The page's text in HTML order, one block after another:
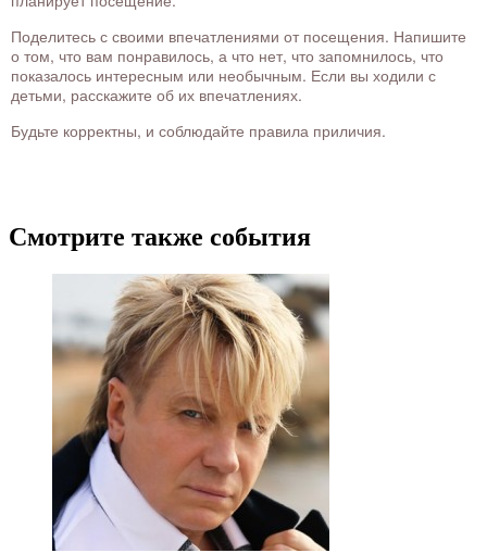
Поделитесь с своими впечатлениями от посещения. Напишите
о том, что вам понравилось, а что нет, что запомнилось, что
показалось интересным или необычным. Если вы ходили с
детьми, расскажите об их впечатлениях.
Будьте корректны, и соблюдайте правила приличия.
Смотрите также события